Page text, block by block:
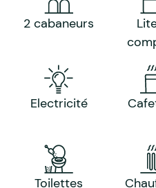
2 cabaneurs
Electricité
Toilettes